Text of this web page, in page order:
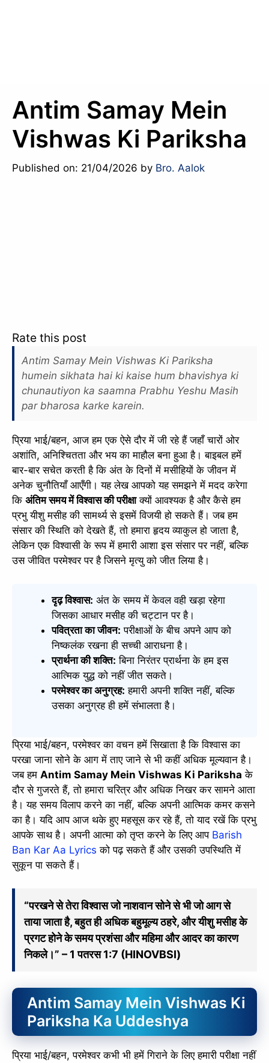
Antim Samay Mein
Vishwas Ki Pariksha
Published on: 21/04/2026 by Bro. Aalok
Rate this post
Antim Samay Mein Vishwas Ki Pariksha
humein sikhata hai ki kaise hum bhavishya ki
chunautiyon ka saamna Prabhu Yeshu Masih
par bharosa karke karein.
प्रिया भाई/बहन, आज हम एक ऐसे दौर में जी रहे हैं जहाँ चारों ओर
अशांति, अनिश्चितता और भय का माहौल बना हुआ है। बाइबल हमें
बार-बार सचेत करती है कि अंत के दिनों में मसीहियों के जीवन में
अनेक चुनौतियाँ आएँगी। यह लेख आपको यह समझने में मदद करेगा
कि अंतिम समय में विश्वास की परीक्षाक्यों आवश्यक है और कैसे हम
प्रभु यीशु मसीह की सामर्थ्य से इसमें विजयी हो सकते हैं। जब हम
संसार की स्थिति को देखते हैं, तो हमारा हृदय व्याकुल हो जाता है,
लेकिन एक विश्वासी के रूप में हमारी आशा इस संसार पर नहीं, बल्कि
उस जीवित परमेश्वर पर है जिसने मृत्यु को जीत लिया है।
दृढ़ विश्वास: अंत के समय में केवल वही खड़ा रहेगा
जिसका आधार मसीह की चट्टान पर है।
पवित्रता का जीवन: परीक्षाओं के बीच अपने आप को
निष्कलंक रखना ही सच्ची आराधना है।
प्रार्थना की शक्ति: बिना निरंतर प्रार्थना के हम इस
आत्मिक युद्ध को नहीं जीत सकते।
परमेश्वर का अनुग्रह: हमारी अपनी शक्ति नहीं, बल्कि
उसका अनुग्रह ही हमें संभालता है।
प्रिया भाई/बहन, परमेश्वर का वचन हमें सिखाता है कि विश्वास का
परखा जाना सोने के आग में ताए जाने से भी कहीं अधिक मूल्यवान है।
जब हम Antim Samay Mein Vishwas Ki Pariksha के
दौर से गुजरते हैं, तो हमारा चरित्र और अधिक निखर कर सामने आता
है। यह समय विलाप करने का नहीं, बल्कि अपनी आत्मिक कमर कसने
का है। यदि आप आज थके हुए महसूस कर रहे हैं, तो याद रखें कि प्रभु
आपके साथ है। अपनी आत्मा को तृप्त करने के लिए आप Barish
Ban Kar Aa Lyrics को पढ़ सकते हैं और उसकी उपस्थिति में
सुकून पा सकते हैं।
“परखने से तेरा विश्वास जो नाशवान सोने से भी जो आग से
ताया जाता है, बहुत ही अधिक बहुमूल्य ठहरे, और यीशु मसीह के
प्रगट होने के समय प्रशंसा और महिमा और आदर का कारण
निकले।” – 1 पतरस 1:7 (HINOVBSI)
Antim Samay Mein Vishwas Ki
Pariksha Ka Uddeshya
प्रिया भाई/बहन, परमेश्वर कभी भी हमें गिराने के लिए हमारी परीक्षा नहीं